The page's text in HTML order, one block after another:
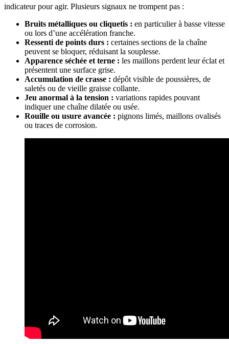
indicateur pour agir. Plusieurs signaux ne trompent pas :
Bruits métalliques ou cliquetis : en particulier à basse vitesse
ou lors d’une accélération franche.
Ressenti de points durs : certaines sections de la chaîne
peuvent se bloquer, réduisant la souplesse.
Apparence séchée et terne : les maillons perdent leur éclat et
présentent une surface grise.
Accumulation de crasse : dépôt visible de poussières, de
saletés ou de vieille graisse collante.
Jeu anormal à la tension : variations rapides pouvant
indiquer une chaîne dilatée ou usée.
Rouille ou usure avancée : pignons limés, maillons ovalisés
ou traces de corrosion.